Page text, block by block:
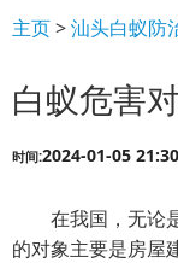
主页>汕头白蚁防
白蚁危害
时间:2024-01-05 21:30
在我国，无论是
的对象主要是房屋